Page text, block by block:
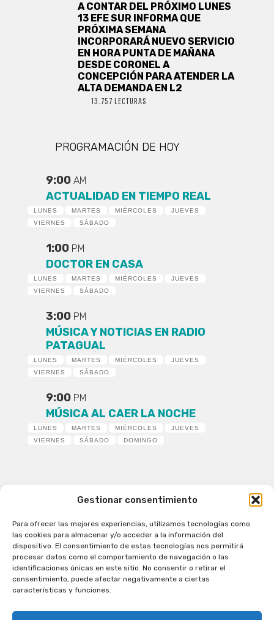
Gestionar consentimiento
Para ofrecer las mejores experiencias, utilizamos tecnologías como
las cookies para almacenar y/o acceder a la información del
dispositivo. El consentimiento de estas tecnologías nos permitirá
procesar datos como el comportamiento de navegación o las
identificaciones únicas en este sitio. No consentir o retirar el
consentimiento, puede afectar negativamente a ciertas
características y funciones.
A CONTAR DEL PRÓXIMO LUNES
13 EFE SUR INFORMA QUE
PRÓXIMA SEMANA
INCORPORARÁ NUEVO SERVICIO
EN HORA PUNTA DE MAÑANA
DESDE CORONEL A
CONCEPCIÓN PARA ATENDER LA
ALTA DEMANDA EN L2
13.757 LECTURAS
PROGRAMACIÓN DE HOY
9:00 AM
ACTUALIDAD EN TIEMPO REAL
LUNES MARTES MIÉRCOLES
JUEVES
VIERNES
SÁBADO
1:00 PM
DOCTOR EN CASA
LUNES MARTES MIÉRCOLES
JUEVES
VIERNES
SÁBADO
3:00 PM
MÚSICA Y NOTICIAS EN RADIO
PATAGUAL
LUNES MARTES MIÉRCOLES
JUEVES
VIERNES
SÁBADO
9:00 PM
MÚSICA AL CAER LA NOCHE
LUNES MARTES MIÉRCOLES
JUEVES
VIERNES
SÁBADO DOMINGO
Patagual Radio Digital 2026 - Todos los derechos
reservados
la Radio de Verdad
Cobertura
Programación